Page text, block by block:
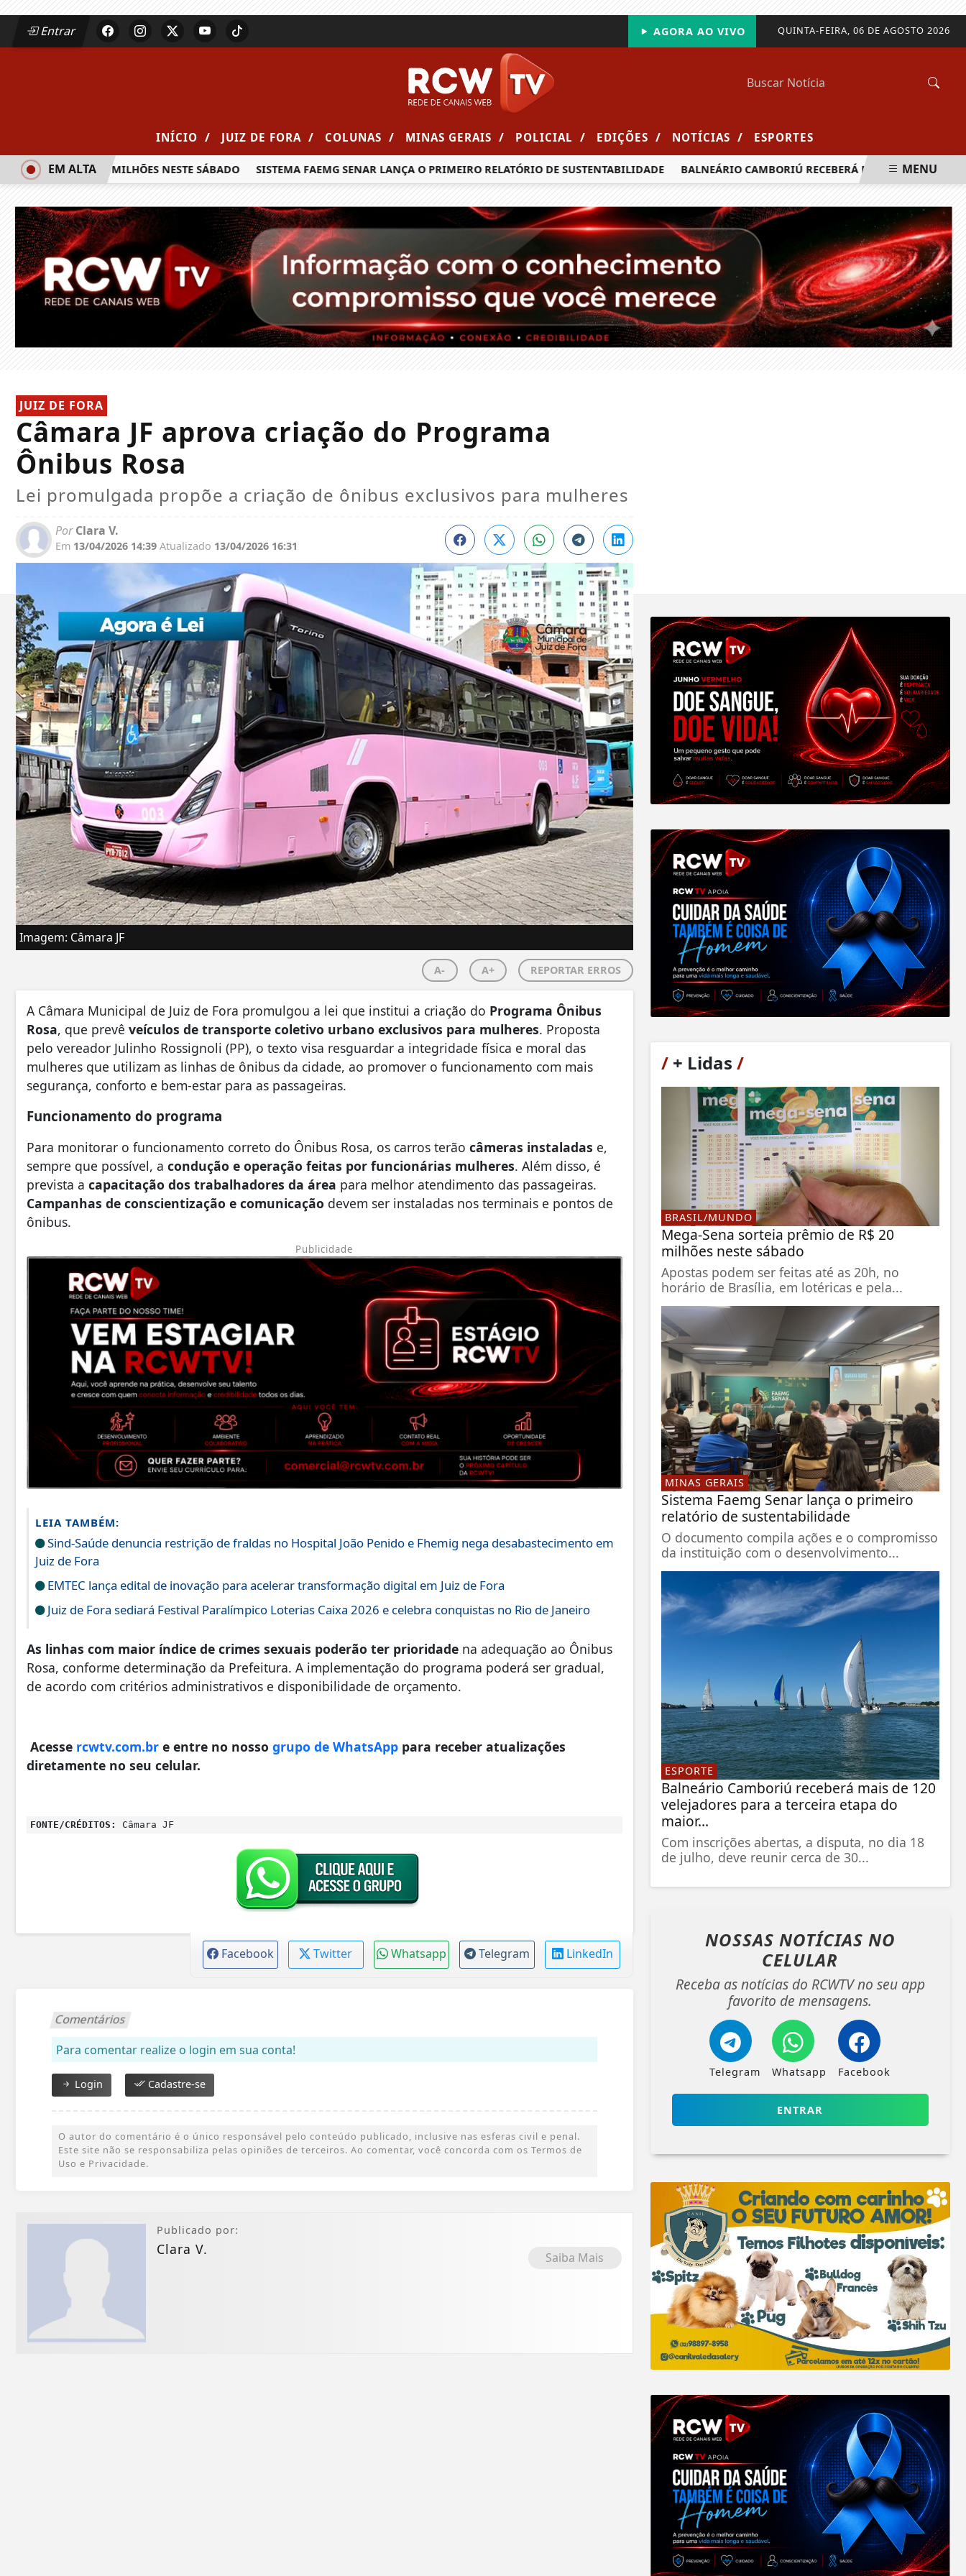
Entrar QUINTA-FEIRA, 06 DE AGOSTO 2026
AGORA AO VIVO
INÍCIO / JUIZ DE FORA / COLUNAS / MINAS GERAIS / POLICIAL / EDIÇÕES / NOTÍCIAS / ESPORTES
DE R$ 20 MILHÕES NESTE SÁBADO SISTEMA FAEMG SENAR LANÇA O PRIMEIRO RELATÓRIO DE SUSTENTABILIDADE BALNEÁRIO CAMBORIÚ RECEBERÁ MAIS DE 120
EM ALTA MENU
JUIZ DE FORA
Câmara JF aprova criação do Programa
Ônibus Rosa
Lei promulgada propõe a criação de ônibus exclusivos para mulheres
PorClаrа V.
Em 13/04/2026 14:39 Atualizado 13/04/2026 16:31
Imagem: Câmara JF
A- A+ REPORTAR ERROS
A Câmara Municipal de Juiz de Fora promulgou a lei que institui a criação do Programa Ônibus
Rosa, que prevê veículos de transporte coletivo urbano exclusivos para mulheres. Proposta
pelo vereador Julinho Rossignoli (PP), o texto visa resguardar a integridade física e moral das
mulheres que utilizam as linhas de ônibus da cidade, ao promover o funcionamento com mais
segurança, conforto e bem-estar para as passageiras.
Funcionamento do programa
Para monitorar o funcionamento correto do Ônibus Rosa, os carros terão câmeras instaladas e,
sempre que possível, a condução e operação feitas por funcionárias mulheres. Além disso, é
prevista a capacitação dos trabalhadores da área para melhor atendimento das passageiras.
Campanhas de conscientização e comunicação devem ser instaladas nos terminais e pontos de
ônibus.
Publicidade
LEIA TAMBÉM:
Sind-Saúde denuncia restrição de fraldas no Hospital João Penido e Fhemig nega desabastecimento em
Juiz de Fora
EMTEC lança edital de inovação para acelerar transformação digital em Juiz de Fora
Juiz de Fora sediará Festival Paralímpico Loterias Caixa 2026 e celebra conquistas no Rio de Janeiro
As linhas com maior índice de crimes sexuais poderão ter prioridade na adequação ao Ônibus
Rosa, conforme determinação da Prefeitura. A implementação do programa poderá ser gradual,
de acordo com critérios administrativos e disponibilidade de orçamento.
Acesse rcwtv.com.br e entre no nosso grupo de WhatsApp para receber atualizações
diretamente no seu celular.
FONTE/CRÉDITOS: Câmara JF
Facebook Twitter Whatsapp Telegram LinkedIn
Comentários
Para comentar realize o login em sua conta!
Login Cadastre-se
O autor do comentário é o único responsável pelo conteúdo publicado, inclusive nas esferas civil e penal.
Este site não se responsabiliza pelas opiniões de terceiros. Ao comentar, você concorda com os Termos de
Uso e Privacidade.
Publicado por:
Clаrа V. Saiba Mais
/+ Lidas /
BRASIL/MUNDO
Mega-Sena sorteia prêmio de R$ 20
milhões neste sábado
Apostas podem ser feitas até as 20h, no
horário de Brasília, em lotéricas e pela...
MINAS GERAIS
Sistema Faemg Senar lança o primeiro
relatório de sustentabilidade
O documento compila ações e o compromisso
da instituição com o desenvolvimento...
ESPORTE
Balneário Camboriú receberá mais de 120
velejadores para a terceira etapa do
maior...
Com inscrições abertas, a disputa, no dia 18
de julho, deve reunir cerca de 30...
NOSSAS NOTÍCIAS NO
CELULAR
Receba as notícias do RCWTV no seu app
favorito de mensagens.
Telegram Whatsapp Facebook
ENTRAR